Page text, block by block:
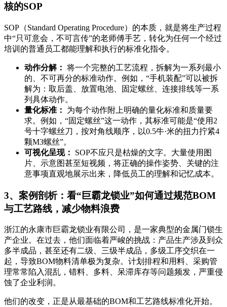
核的SOP
SOP（Standard Operating Procedure）的本质，就是将生产过程
中“只可意会，不可言传”的老师傅手艺，转化为任何一个经过
培训的普通员工都能理解和执行的标准化指令。
动作分解： 将一个完整的工艺流程，拆解为一系列最小
的、不可再分的标准动作。例如，“手机装配”可以被拆
解为：取后盖、放置电池、固定螺丝、连接排线等一系
列具体动作。
量化标准：
为每个动作附上明确的量化标准和质量要
求。例如，“固定螺丝”这一动作，其标准可能是“使用2
号十字螺丝刀，按对角线顺序，以0.5牛·米的扭力拧紧4
颗M3螺丝”。
可视化呈现：
SOP不应只是枯燥的文字。大量使用图
片、示意图甚至短视频，将正确的操作姿势、关键的注
意事项直观地展示出来，降低员工的理解和记忆成本。
3、案例剖析：看“巨霸龙锁业”如何通过规范BOM
与工艺路线，减少物料浪费
浙江的永康市巨霸龙锁业有限公司，是一家典型的金属门锁生
产企业。在过去，他们面临着严峻的挑战：产品生产涉及到众
多半成品，甚至还有二级、三级半成品，多级工序交织在一
起，导致BOM物料清单极为复杂。计划排程和用料、采购管
理常常陷入混乱，错料、多料、呆滞库存等问题频发，严重侵
蚀了企业利润。
他们的改变，正是从最基础的BOM和工艺路线标准化开始。